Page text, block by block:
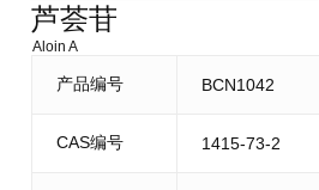
芦荟苷
Aloin A
产品编号 BCN1042
CAS编号 1415-73-2